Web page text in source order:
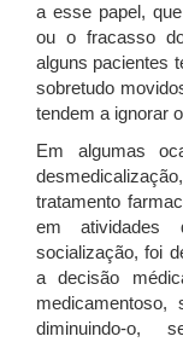
a esse papel,
ou o fracasso
alguns pacientes
sobretudo
tendem a ignorar
Em algumas
tratamento
em
socialização, foi
a decisão
medicamentoso,
diminuindo-o,